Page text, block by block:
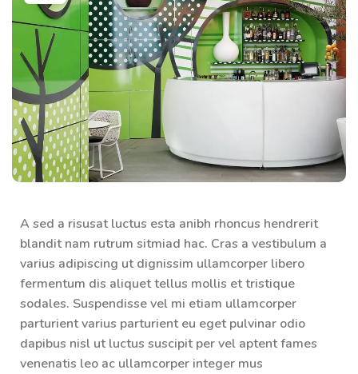
A sed a risusat luctus esta anibh rhoncus hendrerit
blandit nam rutrum sitmiad hac. Cras a vestibulum a
varius adipiscing ut dignissim ullamcorper libero
fermentum dis aliquet tellus mollis et tristique
sodales. Suspendisse vel mi etiam ullamcorper
parturient varius parturient eu eget pulvinar odio
dapibus nisl ut luctus suscipit per vel aptent fames
venenatis leo ac ullamcorper integer mus